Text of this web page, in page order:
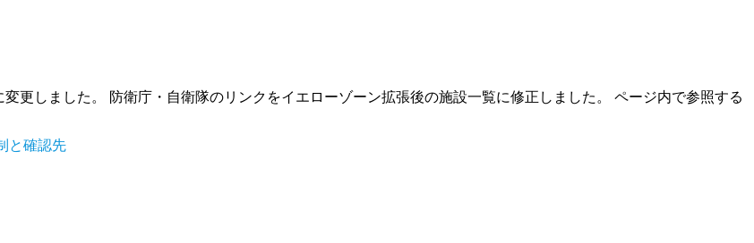
更しました。 防衛庁・自衛隊のリンクをイエローゾーン拡張後の施設一覧に修正しました。 ページ内で参照する
と確認先